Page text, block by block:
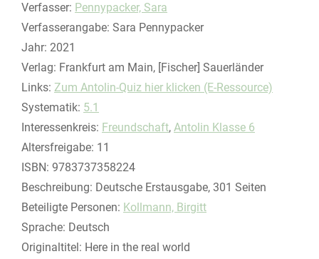
Verfasser: Suche nach diesem Verfasser
Pennypacker, Sara
Verfasserangabe: Sara Pennypacker
Jahr: 2021
Verlag: Frankfurt am Main, [Fischer] Sauerländer
opens in new tab
Links: Diesen Link in neuem Tab öffnen
Zum Antolin-Quiz hier klicken (E-Ressource)
Systematik: Suche nach dieser Systematik
5.1
Interessenkreis: Suche nach diesem Interessenskreis
Freundschaft, Antolin Klasse 6
Altersfreigabe: 11
ISBN: 9783737358224
Beschreibung: Deutsche Erstausgabe, 301 Seiten
Beteiligte Personen: Suche nach dieser Beteiligten Person
Kollmann, Birgitt
Sprache: Deutsch
Originaltitel: Here in the real world